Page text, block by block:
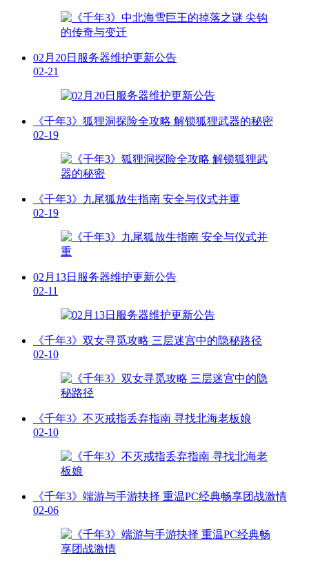
02月20日服务器维护更新公告
02-21
《千年3》狐狸洞探险全攻略 解锁狐狸武器的秘密
02-19
《千年3》九尾狐放生指南 安全与仪式并重
02-19
02月13日服务器维护更新公告
02-11
《千年3》双女寻觅攻略 三层迷宫中的隐秘路径
02-10
《千年3》不灭戒指丢弃指南 寻找北海老板娘
02-10
《千年3》端游与手游抉择 重温PC经典畅享团战激情
02-06